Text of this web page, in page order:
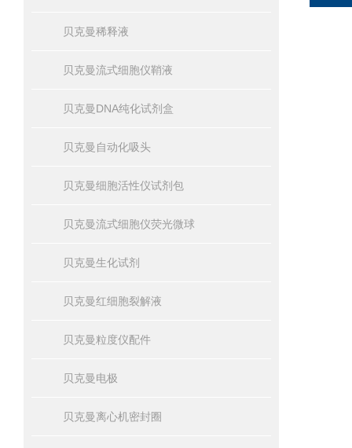
贝克曼稀释液
贝克曼流式细胞仪鞘液
贝克曼DNA纯化试剂盒
贝克曼自动化吸头
贝克曼细胞活性仪试剂包
贝克曼流式细胞仪荧光微球
贝克曼生化试剂
贝克曼红细胞裂解液
贝克曼粒度仪配件
贝克曼电极
贝克曼离心机密封圈